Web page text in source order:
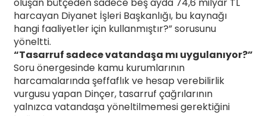
harcayan Diyanet İşleri Başkanlığı, bu kaynağı
hangi faaliyetler için kullanmıştır?” sorusunu
yöneltti.
“Tasarruf sadece vatandaşa mı uygulanıyor?”
Soru önergesinde kamu kurumlarının
harcamalarında şeffaflık ve hesap verebilirlik
vurgusu yapan Dinçer, tasarruf çağrılarının
yalnızca vatandaşa yöneltilmemesi gerektiğini